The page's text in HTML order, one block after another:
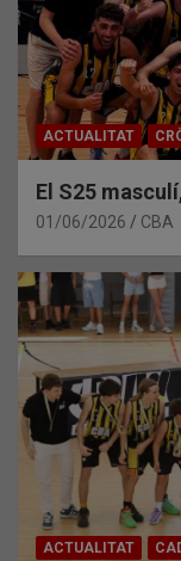
ACTUALITAT
El S25
01/06/2026 CBA
ACTUALITAT